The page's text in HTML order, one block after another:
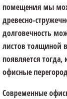
помещения мы
древесно-
долговечность
листов толщиной
появляется
офисные
Современные